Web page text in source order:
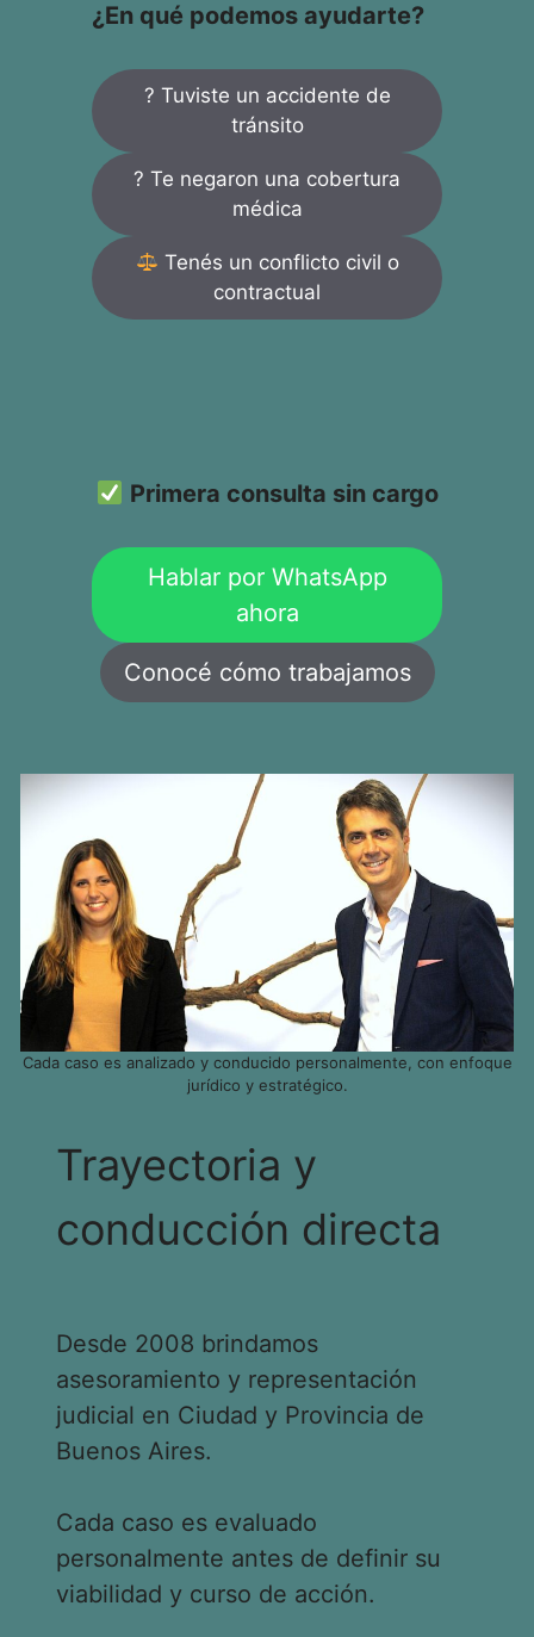
¿En qué podemos ayudarte?
? Tuviste un accidente de
tránsito
? Te negaron una cobertura
médica
Tenés un conflicto civil o
contractual
Primera consulta sin cargo
Hablar por WhatsApp
ahora
Conocé cómo trabajamos
Cada caso es analizado y conducido personalmente, con enfoque
jurídico y estratégico.
Trayectoria y
conducción directa
Desde 2008 brindamos
asesoramiento y representación
judicial en Ciudad y Provincia de
Buenos Aires.
Cada caso es evaluado
personalmente antes de definir su
viabilidad y curso de acción.